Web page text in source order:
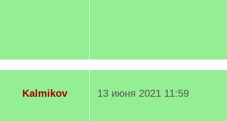
Kalmikov 13 июня 2021 11:59